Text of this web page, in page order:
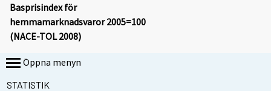
Basprisindex för
hemmamarknadsvaror 2005=100
(NACE-TOL 2008)
Öppna menyn
STATISTIK